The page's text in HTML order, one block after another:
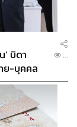
บิดา
ย-บุคคล
...